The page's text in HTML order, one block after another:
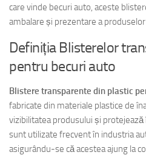
care vinde becuri auto, aceste
ambalare și prezentare a
Definiția Blisterelor
pentru becuri auto
Blistere transparente din plastic
fabricate din materiale plastice de
vizibilitatea produsului și
sunt utilizate frecvent în industria
asigurându-se că acestea ajung la